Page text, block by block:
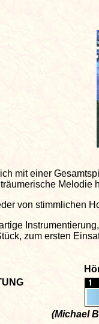
mit einer
Melodie
von stimmlichen
zum ersten
(Michael